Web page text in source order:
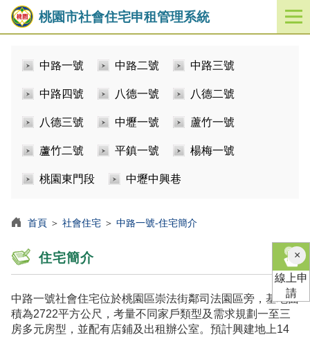
桃園市社會住宅申租管理系統
開
啟
中路一號 中路二號 中路三號
中路四號 八德一號 八德二號
八德三號 中壢一號 蘆竹一號
蘆竹二號 平鎮一號 楊梅一號
桃園東門段 中壢中興巷
首頁 ＞ 社會住宅 ＞ 中路一號-住宅簡介
住宅簡介
中路一號社會住宅位於桃園區崇法街鄰司法園區旁，基地面
積為2722平方公尺，考量不同家戶類型及需求規劃一至三
房多元房型，並配有店鋪及出租辦公室。預計興建地上14
×關
閉
線上申
請